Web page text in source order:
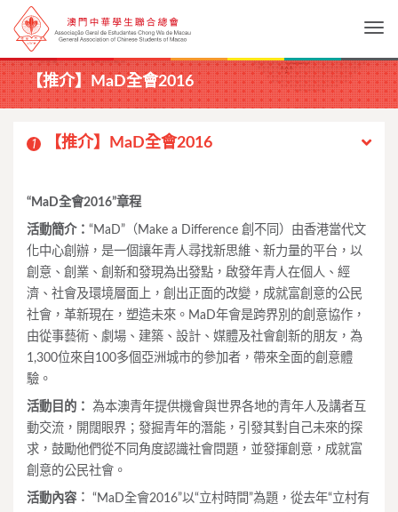
【推介】MaD全會2016
1 【推介】MaD全會2016
“MaD全會2016”章程
活動簡介： “MaD”（Make a Difference 創不同）由香港當代文
化中心創辦，是一個讓年青人尋找新思維、新力量的平台，以
創意、創業、創新和發現為出發點，啟發年青人在個人、經
濟、社會及環境層面上，創出正面的改變，成就富創意的公民
社會，革新現在，塑造未來。MaD年會是跨界別的創意協作，
由從事藝術、劇場、建築、設計、媒體及社會創新的朋友，為
1,300位來自100多個亞洲城市的參加者，帶來全面的創意體
驗。
活動目的： 為本澳青年提供機會與世界各地的青年人及講者互
動交流，開闊眼界；發掘青年的潛能，引發其對自己未來的探
求，鼓勵他們從不同角度認識社會問題，並發揮創意，成就富
創意的公民社會。
活動內容︰ “MaD全會2016”以“立村時間”為題，從去年“立村有